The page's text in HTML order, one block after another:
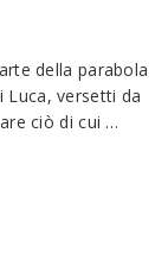
della parabola
Luca, versetti da
ciò di cui …